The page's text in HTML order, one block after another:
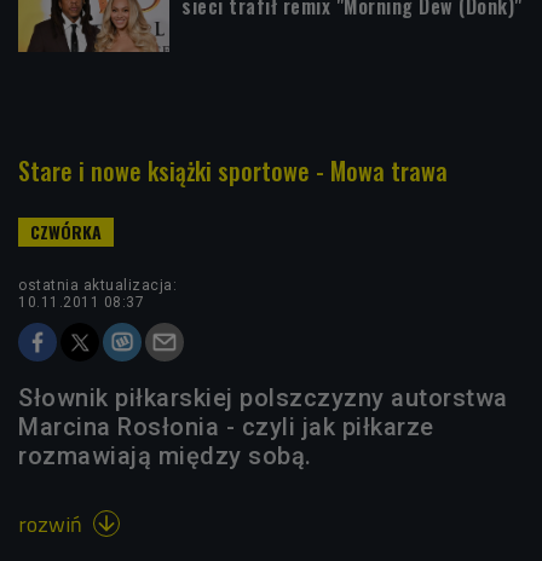
sieci trafił remix "Morning Dew (Donk)"
Stare i nowe książki sportowe - Mowa trawa
ostatnia aktualizacja:
10.11.2011 08:37
Słownik piłkarskiej polszczyzny autorstwa
Marcina Rosłonia - czyli jak piłkarze
rozmawiają między sobą.
rozwiń 